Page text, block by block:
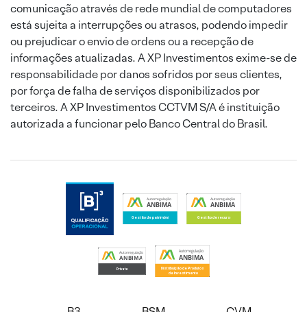
comunicação através de rede mundial de computadores
está sujeita a interrupções ou atrasos, podendo impedir
ou prejudicar o envio de ordens ou a recepção de
informações atualizadas. A XP Investimentos exime-se de
responsabilidade por danos sofridos por seus clientes,
por força de falha de serviços disponibilizados por
terceiros. A XP Investimentos CCTVM S/A é instituição
autorizada a funcionar pelo Banco Central do Brasil.